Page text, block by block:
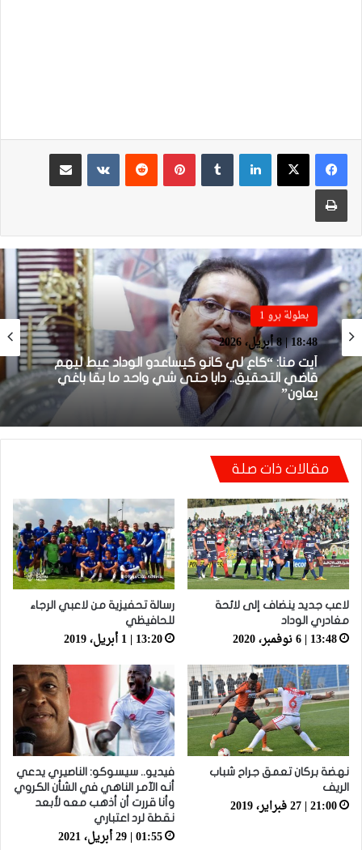
لينكدإن بينتيريست
مشاركة عبر البريد
طباعة
بطولة برو 1
18:48 | 8 أبريل، 2026
أيت منا: “كاع لي كانو كيساعدو الوداد عيط ليهم
قاضي التحقيق.. دابا حتى شي واحد ما بقا باغي
يعاون”
بطولة برو 1
22:23 | 6 أبريل، 2026
توالي النتائج السلبية يلاحق الوداد الرياضي بعد
تعادل جديد أمام الدفاع الحسني الجديدي
مقالات ذات صلة
لاعب جديد ينضاف إلى لائحة
مغادري الوداد
13:48 | 6 نوفمبر، 2020
رسالة تحفيزية من لاعبي الرجاء
للحافيظي
13:20 | 1 أبريل، 2019
نهضة بركان تعمق جراح شباب
الريف
21:00 | 27 فبراير، 2019
فيديو.. سيسوكو: الناصيري يدعي
أنه الآمر الناهي في الشأن الكروي
وأنا قررت أن أذهب معه لأبعد
نقطة لرد اعتباري
01:55 | 29 أبريل، 2021